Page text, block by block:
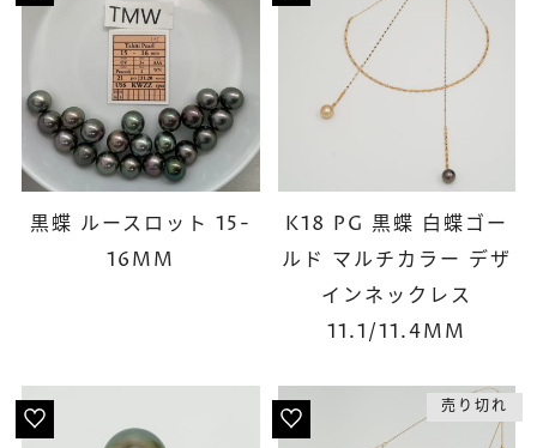
黒蝶 ルースロット 15-
16MM
K18 PG 黒蝶 白蝶ゴー
ルド マルチカラー デザ
インネックレス
11.1/11.4MM
売り切れ